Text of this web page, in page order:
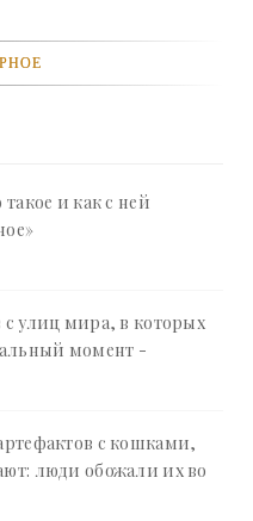
и как с ней
улиц мира, в которых
момент -
с кошками,
люди обожали их во